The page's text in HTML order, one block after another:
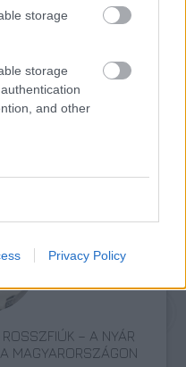
storage
storage
and other
Privacy Policy
ELŐZETESE
– A NYÁR
MAGYARORSZÁGON